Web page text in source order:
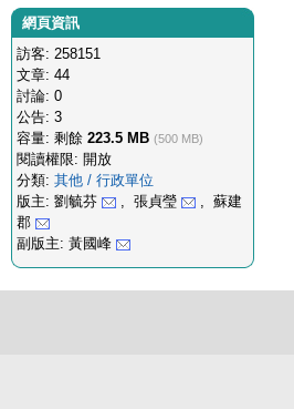
網頁資訊
訪客: 258151
文章: 44
討論: 0
公告: 3
容量: 剩餘 223.5 MB (500 MB)
閱讀權限: 開放
分類: 其他 / 行政單位
版主: 劉毓芬
, 張貞瑩
, 蘇建
郡
副版主: 黃國峰